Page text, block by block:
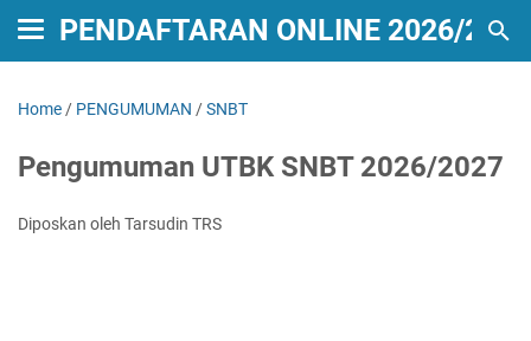
PENDAFTARAN ONLINE 2026/2027
Home / PENGUMUMAN /SNBT
Pengumuman UTBK SNBT 2026/2027
Diposkan oleh Tarsudin TRS